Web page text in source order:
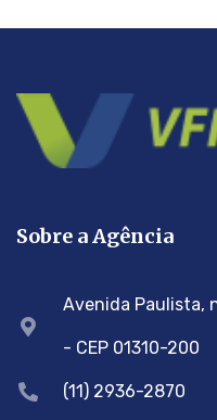
Sobre a Agência
Avenida Paulista,
- CEP 01310-200
(11) 2936-2870